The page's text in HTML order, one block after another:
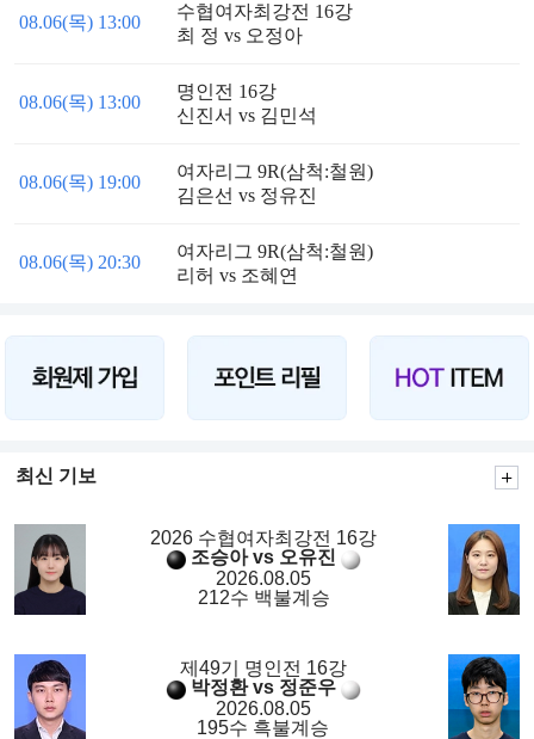
08.06(목) 13:00
수협여자최강전 16강
최 정 vs 오정아
08.06(목) 13:00
명인전 16강
신진서 vs 김민석
08.06(목) 19:00
여자리그 9R(삼척:철원)
김은선 vs 정유진
08.06(목) 20:30
여자리그 9R(삼척:철원)
리허 vs 조혜연
최신 기보
2026 수협여자최강전 16강
조승아 vs 오유진
2026.08.05
212수 백불계승
제49기 명인전 16강
박정환 vs 정준우
2026.08.05
195수 흑불계승